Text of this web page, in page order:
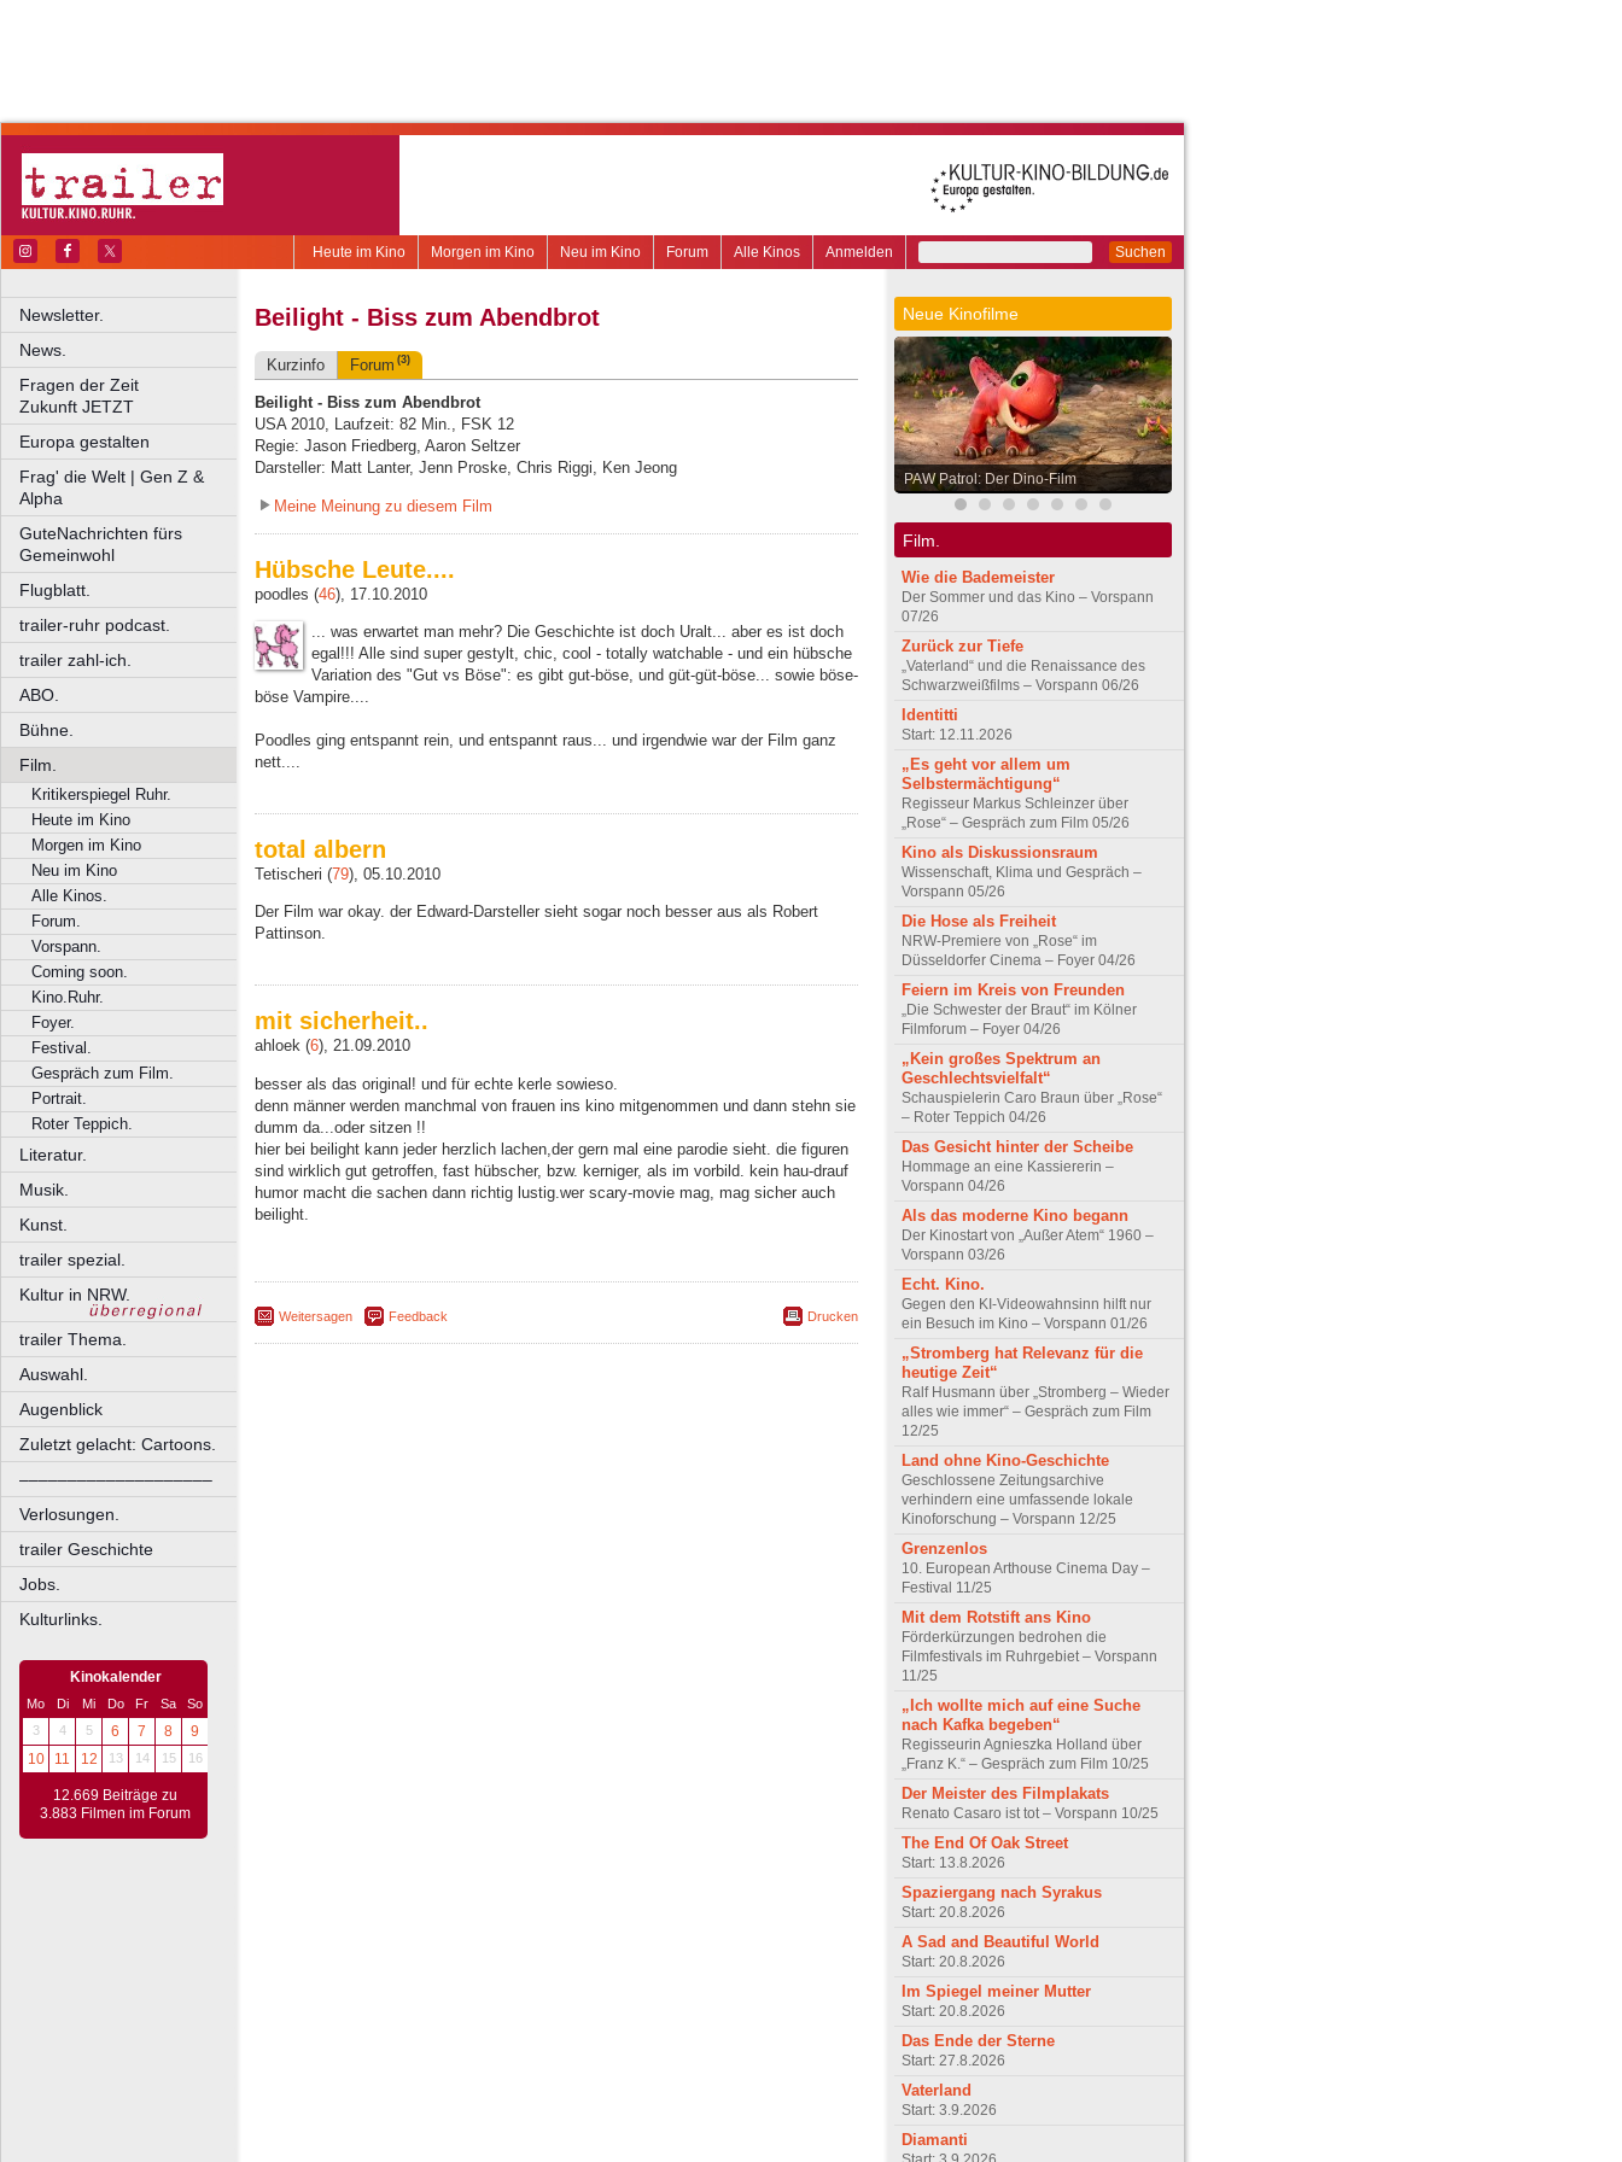
Suchen
Anmelden
Alle Kinos
Forum
Neu im Kino
Morgen im Kino
Heute im Kino
Newsletter.
News.
Fragen der Zeit
Zukunft JETZT
Europa gestalten
Frag' die Welt | Gen Z &
Alpha
GuteNachrichten fürs
Gemeinwohl
Flugblatt.
trailer-ruhr podcast.
trailer zahl-ich.
ABO.
Bühne.
Film.
Kritikerspiegel Ruhr.
Heute im Kino
Morgen im Kino
Neu im Kino
Alle Kinos.
Forum.
Vorspann.
Coming soon.
Kino.Ruhr.
Foyer.
Festival.
Gespräch zum Film.
Portrait.
Roter Teppich.
Literatur.
Musik.
Kunst.
trailer spezial.
Kultur in NRW.
trailer Thema.
Auswahl.
Augenblick
Zuletzt gelacht: Cartoons.
––––––––––––––––––––
Verlosungen.
trailer Geschichte
Jobs.
Kulturlinks.
Kinokalender
Mo Di Mi Do Fr Sa
So
3
4 5 6 7 8
9
10
11 12 13 14 15 16
12.669 Beiträge zu
3.883 Filmen im Forum
Beilight - Biss zum Abendbrot
Kurzinfo Forum (3)
Beilight - Biss zum Abendbrot
USA 2010, Laufzeit: 82 Min., FSK 12
Regie: Jason Friedberg, Aaron Seltzer
Darsteller: Matt Lanter, Jenn Proske, Chris Riggi, Ken Jeong
Meine Meinung zu diesem Film
Hübsche Leute....
poodles (46), 17.10.2010
... was erwartet man mehr? Die Geschichte ist doch Uralt... aber es ist doch
egal!!! Alle sind super gestylt, chic, cool - totally watchable - und ein hübsche
Variation des "Gut vs Böse": es gibt gut-böse, und güt-güt-böse... sowie böse-
böse Vampire....
Poodles ging entspannt rein, und entspannt raus... und irgendwie war der Film ganz
nett....
total albern
Tetischeri (79), 05.10.2010
Der Film war okay. der Edward-Darsteller sieht sogar noch besser aus als Robert
Pattinson.
mit sicherheit..
ahloek (6), 21.09.2010
besser als das original! und für echte kerle sowieso.
denn männer werden manchmal von frauen ins kino mitgenommen und dann stehn sie
dumm da...oder sitzen !!
hier bei beilight kann jeder herzlich lachen,der gern mal eine parodie sieht. die figuren
sind wirklich gut getroffen, fast hübscher, bzw. kerniger, als im vorbild. kein hau-drauf
humor macht die sachen dann richtig lustig.wer scary-movie mag, mag sicher auch
beilight.
Weitersagen Feedback Drucken
Neue Kinofilme
PAW Patrol: Der Dino-Film
Film.
Wie die Bademeister
Der Sommer und das Kino – Vorspann
07/26
Zurück zur Tiefe
„Vaterland“ und die Renaissance des
Schwarzweißfilms – Vorspann 06/26
Identitti
Start: 12.11.2026
„Es geht vor allem um
Selbstermächtigung“
Regisseur Markus Schleinzer über
„Rose“ – Gespräch zum Film 05/26
Kino als Diskussionsraum
Wissenschaft, Klima und Gespräch –
Vorspann 05/26
Die Hose als Freiheit
NRW-Premiere von „Rose“ im
Düsseldorfer Cinema – Foyer 04/26
Feiern im Kreis von Freunden
„Die Schwester der Braut“ im Kölner
Filmforum – Foyer 04/26
„Kein großes Spektrum an
Geschlechtsvielfalt“
Schauspielerin Caro Braun über „Rose“
– Roter Teppich 04/26
Das Gesicht hinter der Scheibe
Hommage an eine Kassiererin –
Vorspann 04/26
Als das moderne Kino begann
Der Kinostart von „Außer Atem“ 1960 –
Vorspann 03/26
Echt. Kino.
Gegen den KI-Videowahnsinn hilft nur
ein Besuch im Kino – Vorspann 01/26
„Stromberg hat Relevanz für die
heutige Zeit“
Ralf Husmann über „Stromberg – Wieder
alles wie immer“ – Gespräch zum Film
12/25
Land ohne Kino-Geschichte
Geschlossene Zeitungsarchive
verhindern eine umfassende lokale
Kinoforschung – Vorspann 12/25
Grenzenlos
10. European Arthouse Cinema Day –
Festival 11/25
Mit dem Rotstift ans Kino
Förderkürzungen bedrohen die
Filmfestivals im Ruhrgebiet – Vorspann
11/25
„Ich wollte mich auf eine Suche
nach Kafka begeben“
Regisseurin Agnieszka Holland über
„Franz K.“ – Gespräch zum Film 10/25
Der Meister des Filmplakats
Renato Casaro ist tot – Vorspann 10/25
The End Of Oak Street
Start: 13.8.2026
Spaziergang nach Syrakus
Start: 20.8.2026
A Sad and Beautiful World
Start: 20.8.2026
Im Spiegel meiner Mutter
Start: 20.8.2026
Das Ende der Sterne
Start: 27.8.2026
Vaterland
Start: 3.9.2026
Diamanti